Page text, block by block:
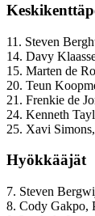
11. Steven
14. Davy
15. Marten de
20. Teun
21. Frenkie de
24. Kenneth
25. Xavi
Hyökkääjät
7. Steven
8. Cody Gakpo,